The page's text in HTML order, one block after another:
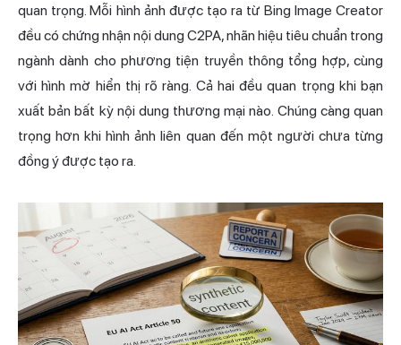
quan trọng. Mỗi hình ảnh được tạo ra từ Bing Image Creator
đều có chứng nhận nội dung C2PA, nhãn hiệu tiêu chuẩn trong
ngành dành cho phương tiện truyền thông tổng hợp, cùng
với hình mờ hiển thị rõ ràng. Cả hai đều quan trọng khi bạn
xuất bản bất kỳ nội dung thương mại nào. Chúng càng quan
trọng hơn khi hình ảnh liên quan đến một người chưa từng
đồng ý được tạo ra.